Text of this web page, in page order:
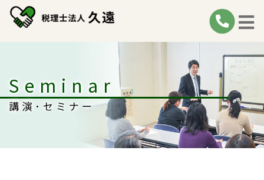
Seminar
講演･セミナー